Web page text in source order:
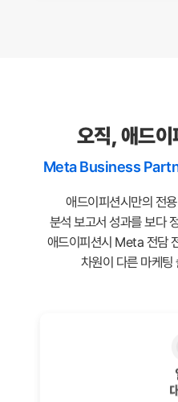
오직, 애드
Meta Business
애드이피션시만의 전
분석 보고서 성과를 보다
애드이피션시 Meta 전담
차원이 다른 마케팅